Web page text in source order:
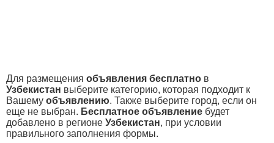
Для размещения объявления бесплатно в
Узбекистан выберите категорию, которая подходит к
Вашему объявлению. Также выберите город, если он
еще не выбран. Бесплатное объявление будет
добавлено в регионе Узбекистан, при условии
правильного заполнения формы.